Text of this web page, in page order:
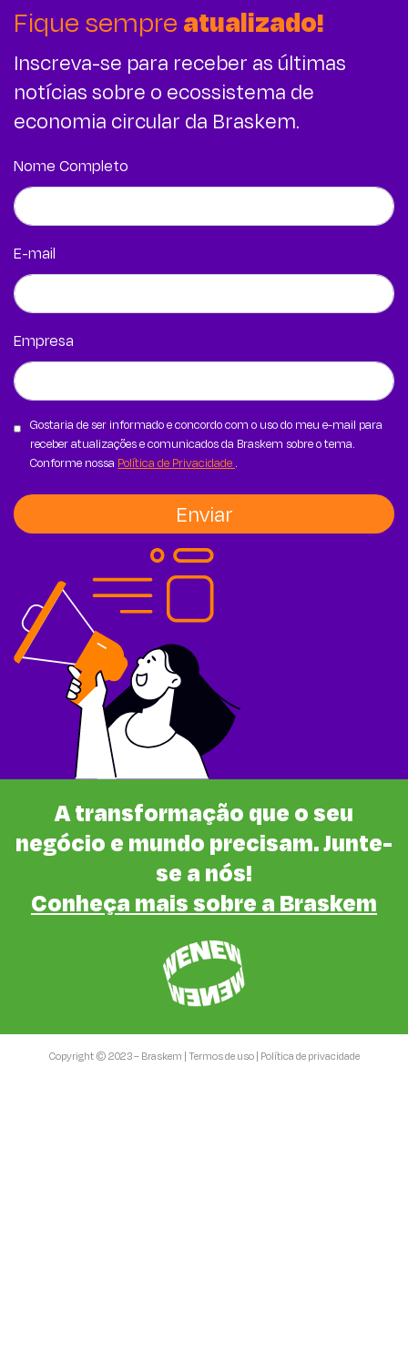
Fique sempreatualizado!
Inscreva-se para receber as últimas
notícias sobre o ecossistema de
economia circular da Braskem.
Nome Completo
E-mail
Empresa
Gostaria de ser informado e concordo com o uso do meu e-mail para
receber atualizações e comunicados da Braskem sobre o tema.
Conforme nossa Política de Privacidade .
A transformação que o seu
negócio e mundo precisam. Junte-
se a nós!
Conheça mais sobre a Braskem
Copyright © 2023 – Braskem |Termos de uso| Política de privacidade